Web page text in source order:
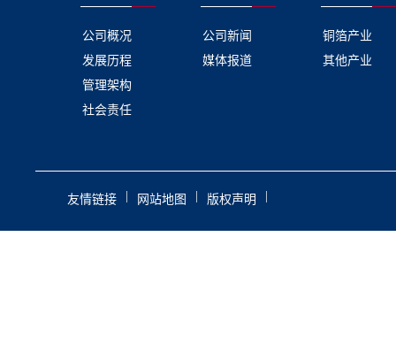
公司概况
发展历程
管理架构
社会责任
公司新闻
媒体报道
铜箔产业
其他产业
友情链接 网站地图 版权声明